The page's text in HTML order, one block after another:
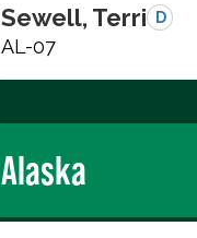
Sewell, Terri D
AL-07
Alaska